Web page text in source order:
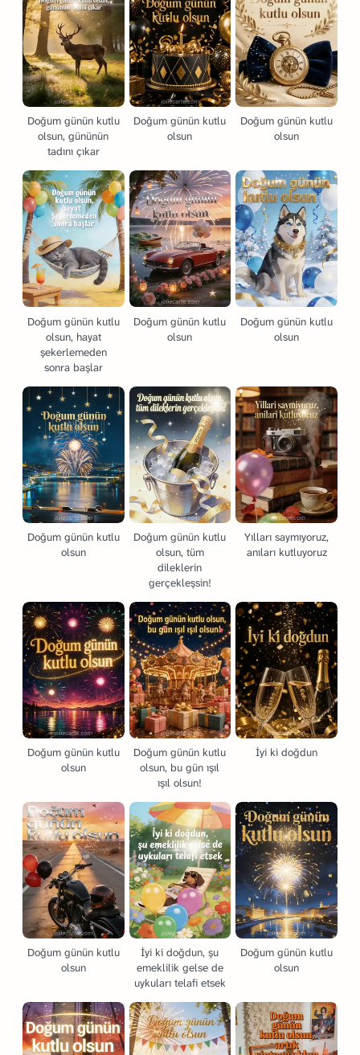
Doğum günün kutlu
olsun, gününün
tadını çıkar
Doğum günün kutlu
olsun
Doğum günün kutlu
olsun
Doğum günün kutlu
olsun, hayat
şekerlemeden
sonra başlar
Doğum günün kutlu
olsun
Doğum günün kutlu
olsun
Doğum günün kutlu
olsun
Doğum günün kutlu
olsun, tüm
dileklerin
gerçekleşsin!
Yılları saymıyoruz,
anıları kutluyoruz
Doğum günün kutlu
olsun
Doğum günün kutlu
olsun, bu gün ışıl
ışıl olsun!
İyi ki doğdun
Doğum günün kutlu
olsun
İyi ki doğdun, şu
emeklilik gelse de
uykuları telafi etsek
Doğum günün kutlu
olsun